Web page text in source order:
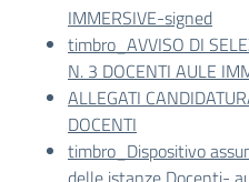
IMMERSIVE-signed
timbro_AVVISO DI
N. 3 DOCENTI AULE
ALLEGATI
DOCENTI
timbro_Dispositivo